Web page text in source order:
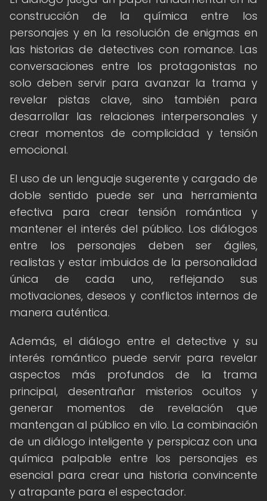
construcción de la química entre los
personajes y en la resolución de enigmas en
las historias de detectives con romance. Las
conversaciones entre los protagonistas no
solo deben servir para avanzar la trama y
revelar pistas clave, sino también para
desarrollar las relaciones interpersonales y
crear momentos de complicidad y tensión
emocional.
El uso de un lenguaje sugerente y cargado de
doble sentido puede ser una herramienta
efectiva para crear tensión romántica y
mantener el interés del público. Los diálogos
entre los personajes deben ser ágiles,
realistas y estar imbuidos de la personalidad
única de cada uno, reflejando sus
motivaciones, deseos y conflictos internos de
manera auténtica.
Además, el diálogo entre el detective y su
interés romántico puede servir para revelar
aspectos más profundos de la trama
principal, desentrañar misterios ocultos y
generar momentos de revelación que
mantengan al público en vilo. La combinación
de un diálogo inteligente y perspicaz con una
química palpable entre los personajes es
esencial para crear una historia convincente
y atrapante para el espectador.